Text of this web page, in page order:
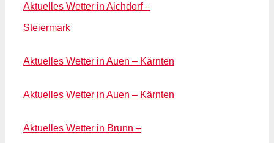
Aktuelles Wetter in Aichdorf –
Steiermark
Aktuelles Wetter in Auen – Kärnten
Aktuelles Wetter in Auen – Kärnten
Aktuelles Wetter in Brunn –